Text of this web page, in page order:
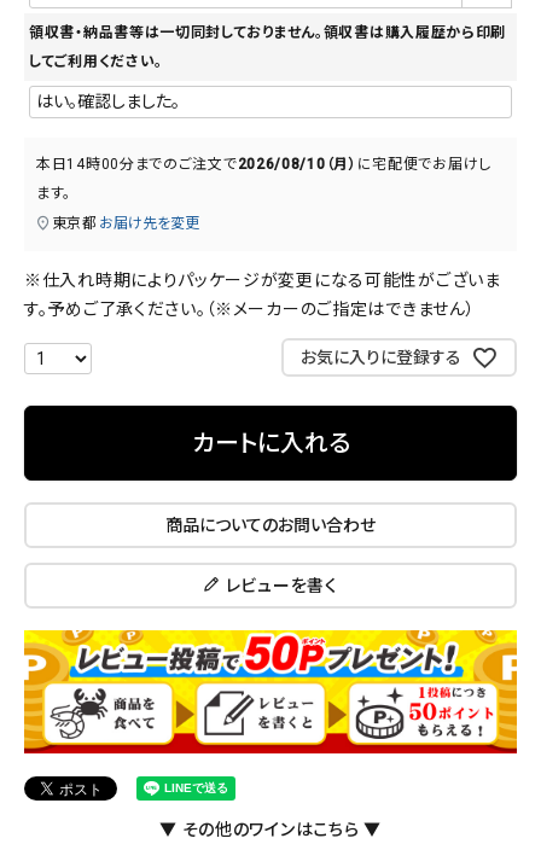
領収書・納品書等は一切同封しておりません。領収書は購入履歴から印刷
してご利用ください。
本日 14時00分 までのご注文で2026/08/10（月） に宅配便でお届けし
ます。
東京都 お届け先を変更
※仕入れ時期によりパッケージが変更になる可能性がございま
す。予めご了承ください。（※メーカーのご指定はできません）
お気に入りに登録する
カートに入れる
商品についてのお問い合わせ
レビューを書く
▼ その他のワインはこちら ▼